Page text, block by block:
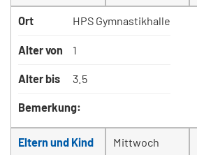
Ort HPS Gymnastikhalle
Alter von 1
Alter bis 3.5
Bemerkung:
Eltern und Kind Mittwoch